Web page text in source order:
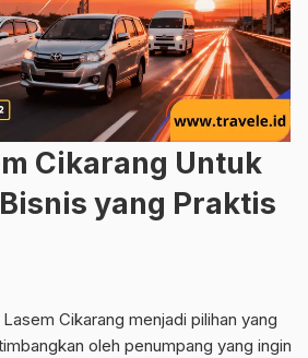
Cikarang Untuk
yang Praktis
Cikarang menjadi pilihan yang
oleh penumpang yang ingin